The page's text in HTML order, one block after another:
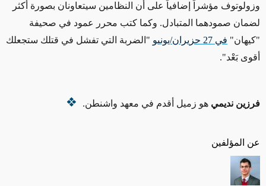
عن المؤلفين
وزولوتوف مؤشراً إضافياً على أن النظامين سيتعاونان بصورة أكثر
لضمان صمودهما المتبادل. وكما كتب محرر عمود في صحيفة
"كيهان" في 27 حزيران/يونيو "الضربة التي تفشل في قتلك ستجعلك
أقوى بَعْد".
فرزين نديمي هو زميل أقدم في معهد واشنطن.